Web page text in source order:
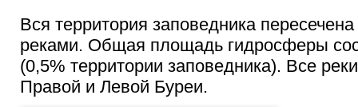
Вся территория заповедника
реками. Общая площадь гидросферы
(0,5% территории заповедника). Все
Правой и Левой Буреи.